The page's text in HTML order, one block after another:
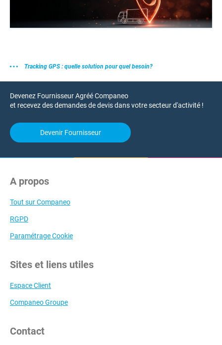
Tracking GPS : quelle solution pour quel besoin?
Devenez Fournisseur Agréé Companeo
et recevez des demandes de devis dans votre secteur d'activité !
Devenir Fournisseur
A propos
Tout sur Companeo
RGPD
Paramétrage Cookie
Sites et liens utiles
Espace Client
Companeo Groupe
Contact